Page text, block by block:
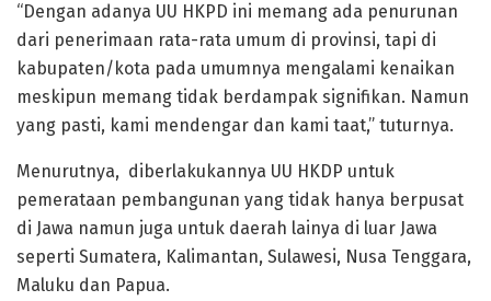
“Dengan adanya UU HKPD ini memang ada penurunan
dari penerimaan rata-rata umum di provinsi, tapi di
kabupaten/kota pada umumnya mengalami kenaikan
meskipun memang tidak berdampak signifikan. Namun
yang pasti, kami mendengar dan kami taat,” tuturnya.
Menurutnya, diberlakukannya UU HKDP untuk
pemerataan pembangunan yang tidak hanya berpusat
di Jawa namun juga untuk daerah lainya di luar Jawa
seperti Sumatera, Kalimantan, Sulawesi, Nusa Tenggara,
Maluku dan Papua.